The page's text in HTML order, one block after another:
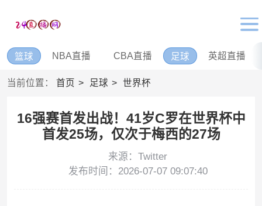
篮球 NBA直播 CBA直播 足球 英超直播
当前位置： 首页 足球 世界杯
16强赛首发出战！41岁C罗在世界杯中
首发25场，仅次于梅西的27场
来源：Twitter
发布时间：2026-07-07 09:07:40